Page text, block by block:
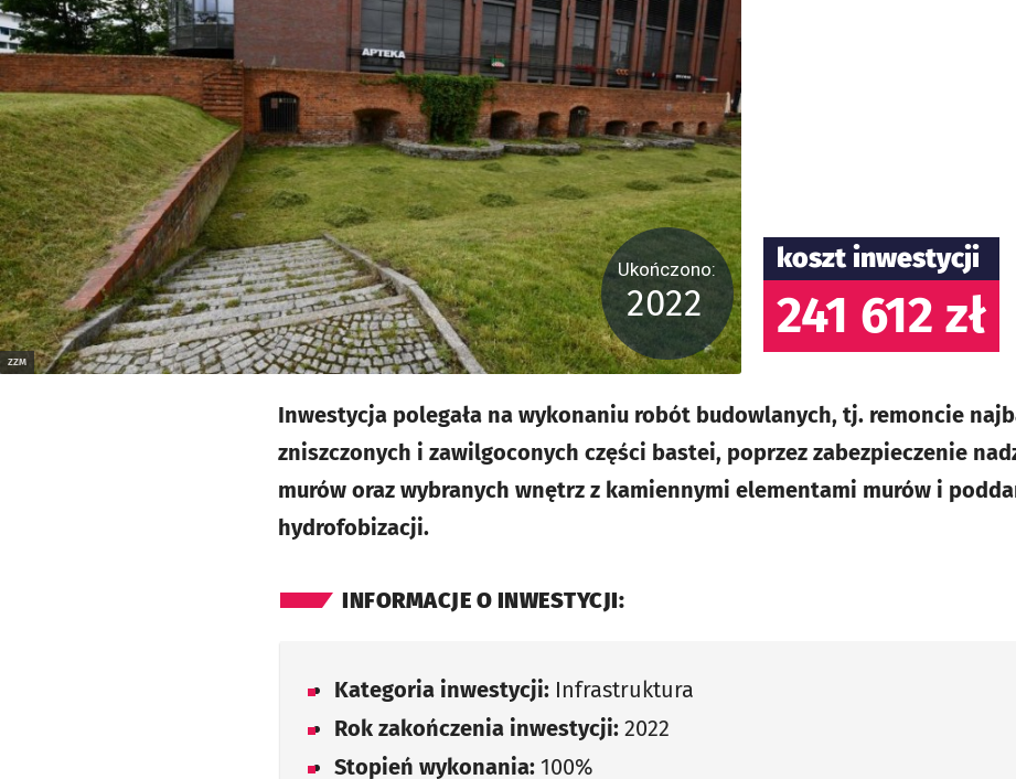
ZZM
Ukończono:
2022
koszt inwestycji
241 612 zł
Inwestycja polegała na wykonaniu robót budowlanych, tj. remoncie
zniszczonych i zawilgoconych części bastei, poprzez zabezpieczenie
murów oraz wybranych wnętrz z kamiennymi elementami murów i
hydrofobizacji.
INFORMACJE O INWESTYCJI:
Kategoria inwestycji: Infrastruktura
Rok zakończenia inwestycji: 2022
Stopień wykonania: 100%